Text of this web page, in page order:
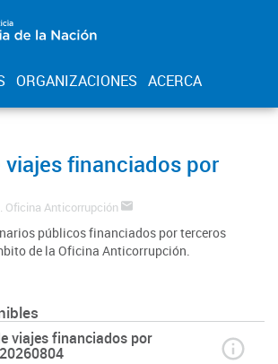
ORGANIZACIONES ACERCA
viajes financiados por
Anticorrupción
públicos financiados por terceros
de la Oficina Anticorrupción.
viajes financiados por